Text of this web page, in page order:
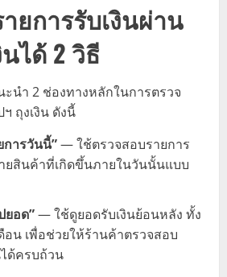
ยการรับเงินผ่าน
ได้ 2 วิธี
นำ 2 ช่องทางหลักในการตรวจ
ถุงเงิน ดังนี้
การวันนี้”— ใช้ตรวจสอบรายการ
ยสินค้าที่เกิดขึ้นภายในวันนั้นแบบ
ยอด”— ใช้ดูยอดรับเงินย้อนหลัง ทั้ง
อน เพื่อช่วยให้ร้านค้าตรวจสอบ
ด้ครบถ้วน